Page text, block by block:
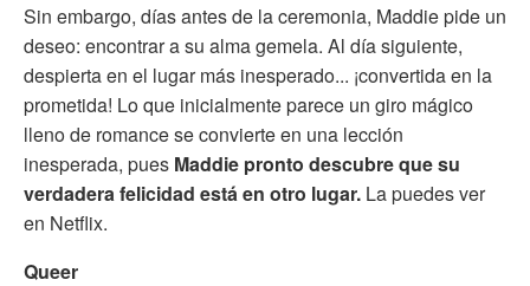
Sin embargo, días antes de la ceremonia, Maddie pide un
deseo: encontrar a su alma gemela. Al día siguiente,
despierta en el lugar más inesperado... ¡convertida en la
prometida! Lo que inicialmente parece un giro mágico
lleno de romance se convierte en una lección
inesperada, pues Maddie pronto descubre que su
verdadera felicidad está en otro lugar. La puedes ver
en Netflix.
Queer